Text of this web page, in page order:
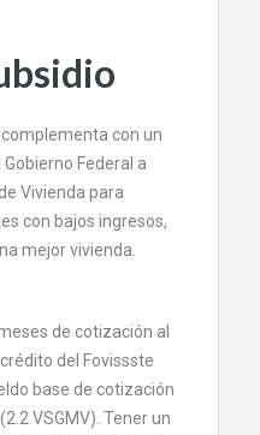
con un
Federal a
Vivienda para
con bajos ingresos,
mejor vivienda.
de cotización al
del Fovissste
base de cotización
VSGMV). Tener un